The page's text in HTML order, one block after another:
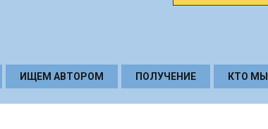
ИЩЕМ АВТОРОМ ПОЛУЧЕНИЕ КТО МЫ